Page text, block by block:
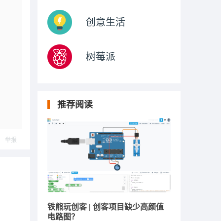
举报
创意生活
树莓派
推荐阅读
铁熊玩创客 | 创客项目缺少高颜值
电路图？